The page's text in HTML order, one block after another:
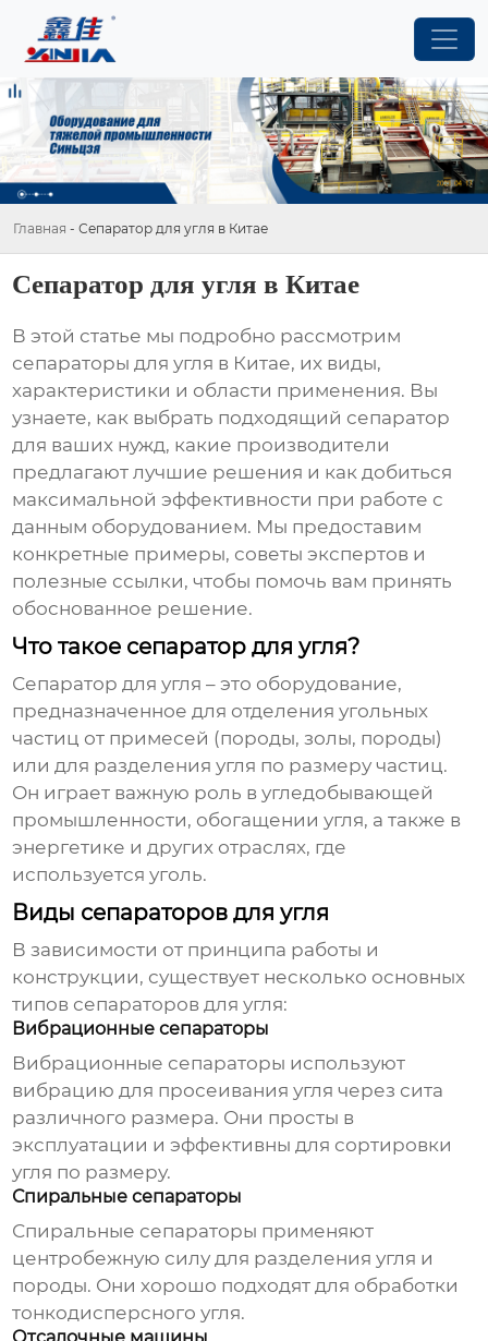
Главная - Сепаратор для угля в Китае
Сепаратор для угля в Китае
В этой статье мы подробно рассмотрим
сепараторы для угля в Китае, их виды,
характеристики и области применения. Вы
узнаете, как выбрать подходящий сепаратор
для ваших нужд, какие производители
предлагают лучшие решения и как добиться
максимальной эффективности при работе с
данным оборудованием. Мы предоставим
конкретные примеры, советы экспертов и
полезные ссылки, чтобы помочь вам принять
обоснованное решение.
Что такое сепаратор для угля?
Сепаратор для угля – это оборудование,
предназначенное для отделения угольных
частиц от примесей (породы, золы, породы)
или для разделения угля по размеру частиц.
Он играет важную роль в угледобывающей
промышленности, обогащении угля, а также в
энергетике и других отраслях, где
используется уголь.
Виды сепараторов для угля
В зависимости от принципа работы и
конструкции, существует несколько основных
типов сепараторов для угля:
Вибрационные сепараторы
Вибрационные сепараторы используют
вибрацию для просеивания угля через сита
различного размера. Они просты в
эксплуатации и эффективны для сортировки
угля по размеру.
Спиральные сепараторы
Спиральные сепараторы применяют
центробежную силу для разделения угля и
породы. Они хорошо подходят для обработки
тонкодисперсного угля.